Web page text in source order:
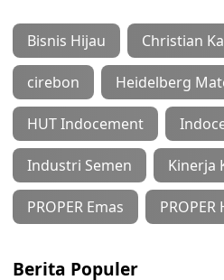
Bisnis Hijau Christian
cirebon Heidelberg
HUT Indocement
Industri Semen Kinerja
PROPER Emas PROPER
Berita Populer